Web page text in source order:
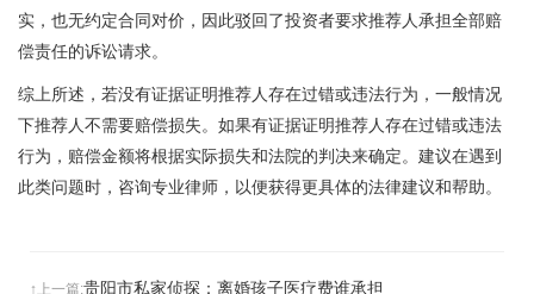
实，也无约定合同对价，因此驳回了投资者要求推荐人承担全部赔
偿责任的诉讼请求。
综上所述，若没有证据证明推荐人存在过错或违法行为，一般情况
下推荐人不需要赔偿损失。如果有证据证明推荐人存在过错或违法
行为，赔偿金额将根据实际损失和法院的判决来确定。建议在遇到
此类问题时，咨询专业律师，以便获得更具体的法律建议和帮助。
↑上一篇:贵阳市私家侦探：离婚孩子医疗费谁承担